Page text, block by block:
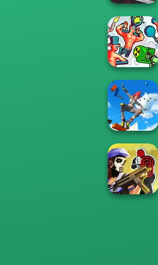
Highway Cars
Traffic Racer
Funny Shooter 2
Only Up 3D
Parkour Go
Ascend